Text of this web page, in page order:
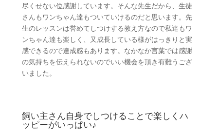
尽くせない位感謝しています。そんな先生だから、生徒
さんもワンちゃん達もついていけるのだと思います。先
生のレッスンは誉めてしつけする教え方なので私達もワ
ンちゃん達も楽しく、又成長している様がはっきりと実
感できるので達成感もあります。なかなか言葉では感謝
の気持ちを伝えられないのでいい機会を頂き有難うござ
いました。
飼い主さん自身でしつけることで楽しくハ
ッピーがいっぱい♪